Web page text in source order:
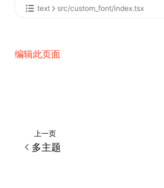
text src/custom_font/index.tsx
编辑此页面
上一页
多主题